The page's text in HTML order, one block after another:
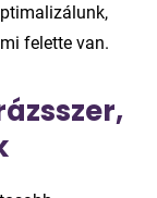
felette van.